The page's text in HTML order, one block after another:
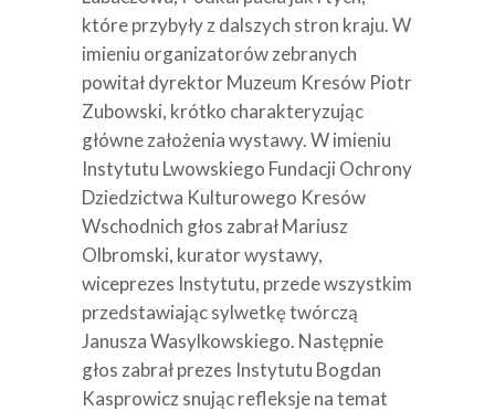
które przybyły z dalszych stron kraju. W
imieniu organizatorów zebranych
powitał dyrektor Muzeum Kresów Piotr
Zubowski, krótko charakteryzując
główne założenia wystawy. W imieniu
Instytutu Lwowskiego Fundacji Ochrony
Dziedzictwa Kulturowego Kresów
Wschodnich głos zabrał Mariusz
Olbromski, kurator wystawy,
wiceprezes Instytutu, przede wszystkim
przedstawiając sylwetkę twórczą
Janusza Wasylkowskiego. Następnie
głos zabrał prezes Instytutu Bogdan
Kasprowicz snując refleksje na temat